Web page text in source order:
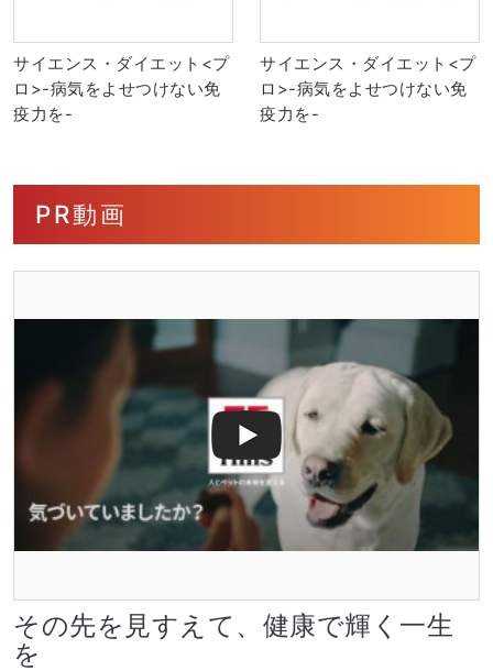
サイエンス・ダイエット<プ
ロ>-病気をよせつけない免
疫力を-
サイエンス・ダイエット<プ
ロ>-病気をよせつけない免
疫力を-
PR動画
その先を見すえて、健康で輝く一生
を